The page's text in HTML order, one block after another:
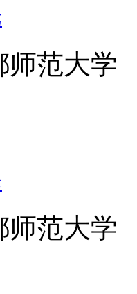
师范大学
师范大学